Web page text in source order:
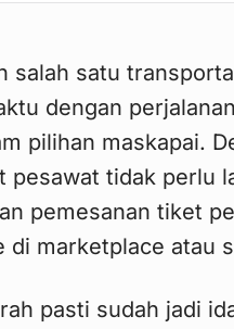
salah satu
dengan
pilihan maskapai.
pesawat tidak perlu
pemesanan tiket
di marketplace atau
pasti sudah jadi